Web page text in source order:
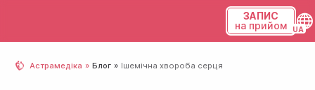
ЗАПИС
на прийом
Астрамедіка Блог Ішемічна хвороба серця